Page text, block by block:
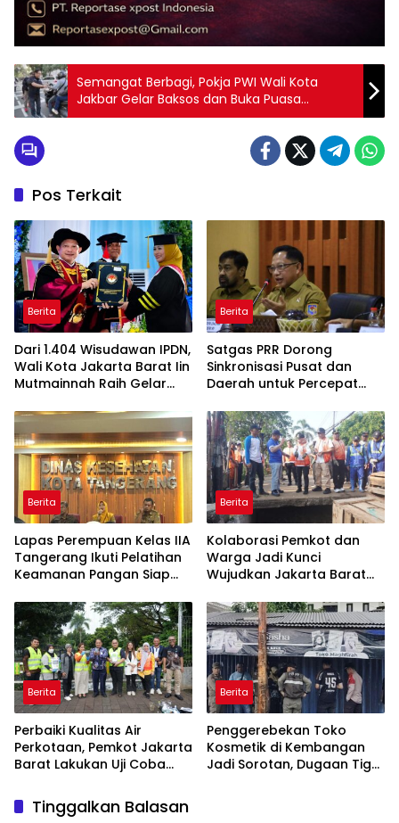
Semangat Berbagi, Pokja PWI Wali Kota
Jakbar Gelar Baksos dan Buka Puasa
Bersama
Pos Terkait
Berita
Dari 1.404 Wisudawan IPDN,
Wali Kota Jakarta Barat Iin
Mutmainnah Raih Gelar
Berita
Satgas PRR Dorong
Sinkronisasi Pusat dan
Daerah untuk Percepat
Berita
Lapas Perempuan Kelas IIA
Tangerang Ikuti Pelatihan
Keamanan Pangan Siap
Kota Tangerang
Berita
Kolaborasi Pemkot dan
Warga Jadi Kunci
Wujudkan Jakarta Barat
Berita
Perbaiki Kualitas Air
Perkotaan, Pemkot Jakarta
Barat Lakukan Uji Coba
Berita
Penggerebekan Toko
Kosmetik di Kembangan
Jadi Sorotan, Dugaan Tiga
Tinggalkan Balasan